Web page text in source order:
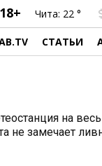
18+ Чита: 22 °
СТАТЬИ
на весь
не замечает